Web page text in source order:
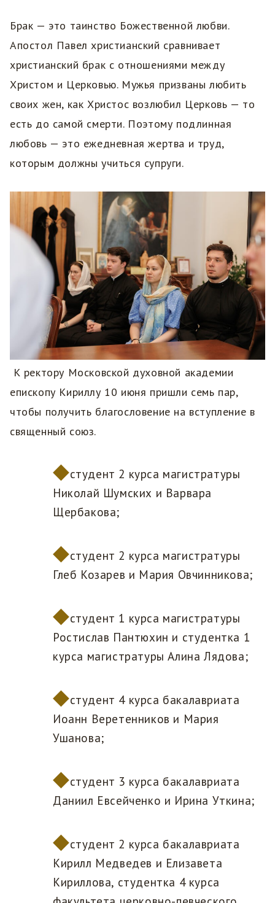
Брак — это таинство Божественной любви.
Апостол Павел христианский сравнивает
христианский брак с отношениями между
Христом и Церковью. Мужья призваны любить
своих жен, как Христос возлюбил Церковь — то
есть до самой смерти. Поэтому подлинная
любовь — это ежедневная жертва и труд,
которым должны учиться супруги.
К ректору Московской духовной академии
епископу Кириллу 10 июня пришли семь пар,
чтобы получить благословение на вступление в
священный союз.
студент 2 курса магистратуры
Николай Шумских и Варвара
Щербакова;
студент 2 курса магистратуры
Глеб Козарев и Мария Овчинникова;
студент 1 курса магистратуры
Ростислав Пантюхин и студентка 1
курса магистратуры Алина Лядова;
студент 4 курса бакалавриата
Иоанн Веретенников и Мария
Ушанова;
студент 3 курса бакалавриата
Даниил Евсейченко и Ирина Уткина;
студент 2 курса бакалавриата
Кирилл Медведев и Елизавета
Кириллова, студентка 4 курса